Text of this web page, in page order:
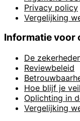
Privacy policy
Vergelijking
Informatie voor
De
Reviewbeleid
Hoe blijf je
Oplichting in
Vergelijking